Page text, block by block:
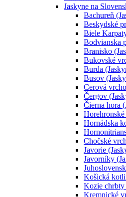
Jaskyne na
Bachureň
Beskydské
Biele
Bodvianska
Branisko
Bukovské
Burda
Busov
Cerová
Čergov
Čierna hora
Hornádska
Chočské
Javorie
Javorníky
Košická
Kozie chrbty
Kremnické